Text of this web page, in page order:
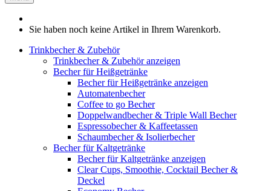
Sie haben noch keine Artikel in Ihrem Warenkorb.
Trinkbecher & Zubehör
Trinkbecher & Zubehör anzeigen
Becher für Heißgetränke
Becher für Heißgetränke anzeigen
Automatenbecher
Coffee to go Becher
Doppelwandbecher & Triple Wall Becher
Espressobecher & Kaffeetassen
Schaumbecher & Isolierbecher
Becher für Kaltgetränke
Becher für Kaltgetränke anzeigen
Clear Cups, Smoothie, Cocktail Becher &
Deckel